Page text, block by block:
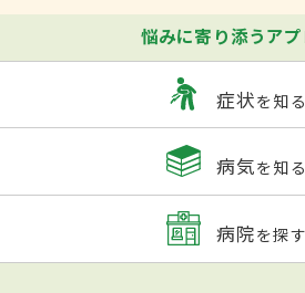
悩みに寄り添うア
症状を知る
病気を知る
病院を探す